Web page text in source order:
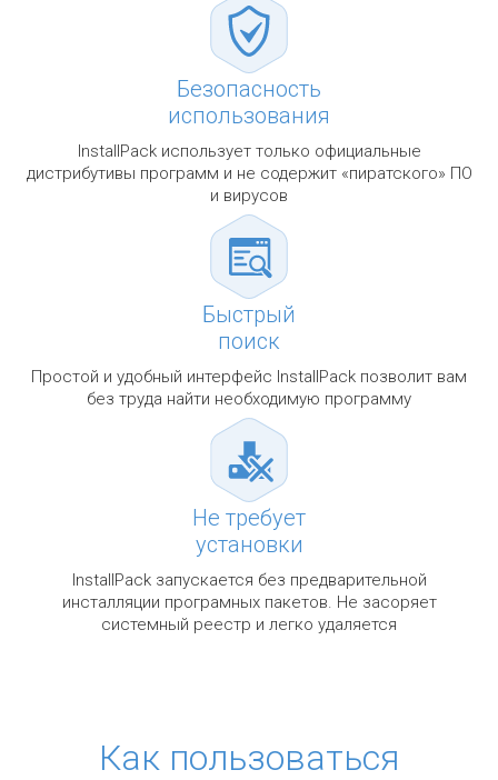
Безопасность
использования
InstallPack использует только официальные
дистрибутивы программ и не содержит «пиратского» ПО
и вирусов
Быстрый
поиск
Простой и удобный интерфейс InstallPack позволит вам
без труда найти необходимую программу
Не требует
установки
InstallPack запускается без предварительной
инсталляции програмных пакетов. Не засоряет
системный реестр и легко удаляется
Как пользоваться